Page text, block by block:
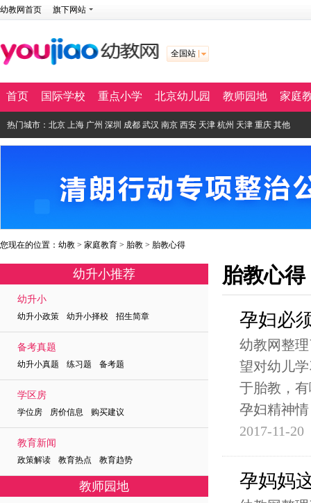
幼教网首页 旗下网站
全国站
首页 国际学校 重点小学 北京幼儿园 教师园地 家庭
热门城市： 北京 上海 广州 深圳 成都 武汉 南京 西安 天津 杭州 天津 重庆 其他
您现在的位置： 幼教 > 家庭教育 > 胎教 > 胎教心得
幼升小推荐
幼升小
幼升小政策 幼升小择校 招生简章
备考真题
幼升小真题 练习题 备考题
学区房
学位房 房价信息 购买建议
教育新闻
政策解读 教育热点 教育趋势
教师园地
胎教心得
孕妇必
幼教网整
望对幼儿
于胎教，
孕妇精神情
2017-11-20
孕妈妈